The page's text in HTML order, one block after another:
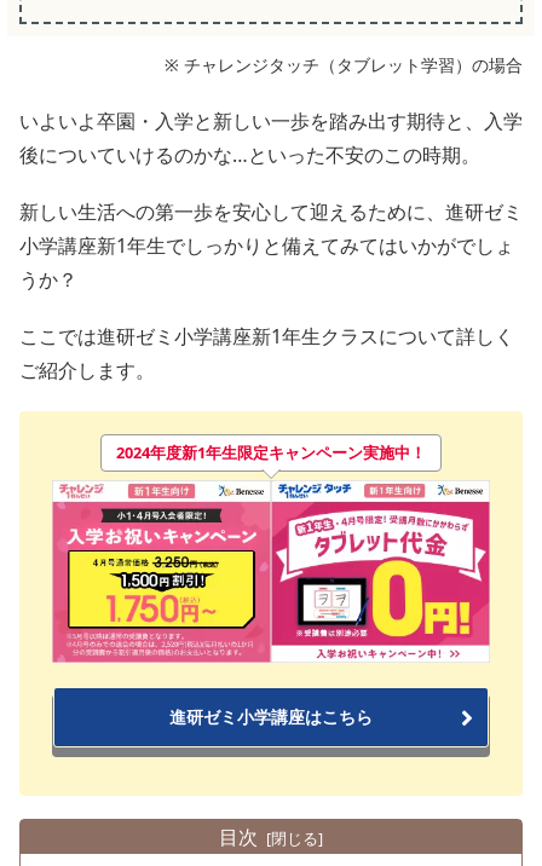
※ チャレンジタッチ（タブレット学習）の場合
いよいよ卒園・入学と新しい一歩を踏み出す期待と、入学
後についていけるのかな…といった不安のこの時期。
新しい生活への第一歩を安心して迎えるために、進研ゼミ
小学講座新1年生でしっかりと備えてみてはいかがでしょ
うか？
ここでは進研ゼミ小学講座新1年生クラスについて詳しく
ご紹介します。
2024年度新1年生限定キャンペーン実施中！
進研ゼミ小学講座はこちら
目次